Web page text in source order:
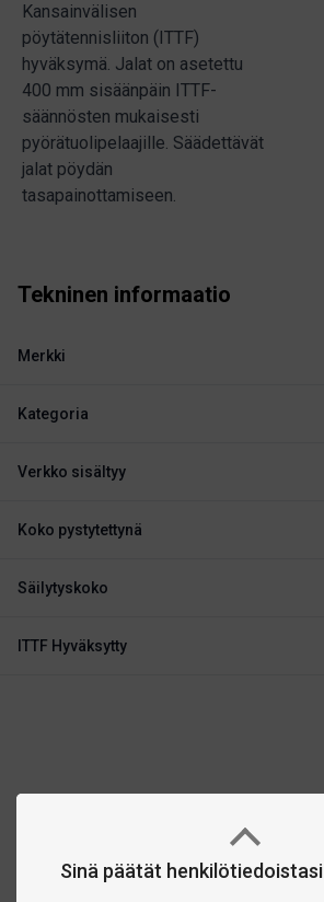
Sinä päätät henkilötiedoistasi
Kansainvälisen
pöytätennisliiton (ITTF)
hyväksymä. Jalat on asetettu
400 mm sisäänpäin ITTF-
säännösten mukaisesti
pyörätuolipelaajille. Säädettävät
jalat pöydän
tasapainottamiseen.
Tekninen informaatio
Merkki
Kategoria
Verkko sisältyy
Koko pystytettynä
Säilytyskoko
ITTF Hyväksytty